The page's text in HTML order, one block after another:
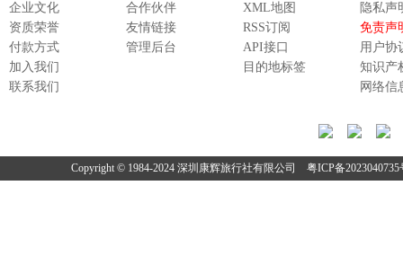
企业文化
资质荣誉
付款方式
加入我们
联系我们
合作伙伴
友情链接
管理后台
XML地图
RSS订阅
API接口
目的地标签
隐私声
免责声
用户协
知识产
网络信
Copyright © 1984-2024 深圳康辉旅行社有限公司粤ICP备2023040735